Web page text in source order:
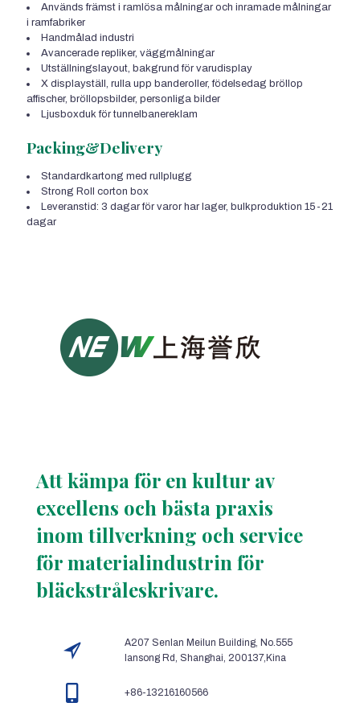
Används främst i ramlösa målningar och inramade målningar
i ramfabriker
Handmålad industri
Avancerade repliker, väggmålningar
Utställningslayout, bakgrund för varudisplay
X displayställ, rulla upp banderoller, födelsedag bröllop
affischer, bröllopsbilder, personliga bilder
Ljusboxduk för tunnelbanereklam
Packing&Delivery
Standardkartong med rullplugg
Strong Roll corton box
Leveranstid: 3 dagar för varor har lager, bulkproduktion 15-21
dagar
Att kämpa för en kultur av
excellens och bästa praxis
inom tillverkning och service
för materialindustrin för
bläckstråleskrivare.
A207 Senlan Meilun Building, No.555
lansong Rd, Shanghai, 200137,Kina
+86-13216160566